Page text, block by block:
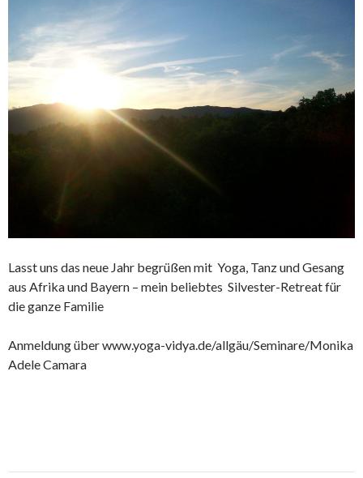
Lasst uns das neue Jahr begrüßen mit Yoga, Tanz und Gesang
aus Afrika und Bayern – mein beliebtes Silvester-Retreat für
die ganze Familie
Anmeldung über www.yoga-vidya.de/allgäu/Seminare/Monika
Adele Camara